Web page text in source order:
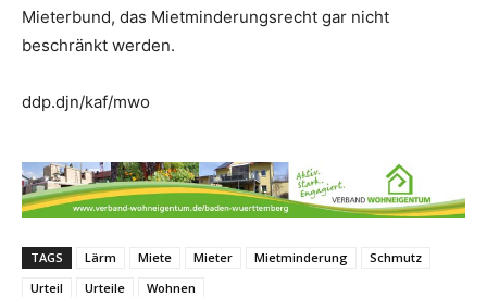
Mieterbund, das Mietminderungsrecht gar nicht
beschränkt werden.
ddp.djn/kaf/mwo
TAGS Lärm Miete Mieter Mietminderung
Schmutz
Urteil
Urteile Wohnen